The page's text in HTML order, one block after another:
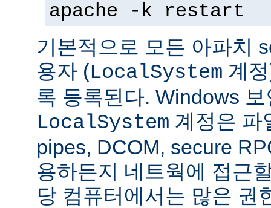
apache -k restart
기본적으로 모든 아파치
용자 (LocalSystem 계
록 등록된다. Windows
LocalSystem 계정은 파
pipes, DCOM, secure
용하든지 네트웍에 접근
당 컴퓨터에서는 많은 권